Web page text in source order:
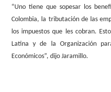
“Uno tiene que sopesar los
Colombia, la tributación de las
los impuestos que les cobran.
Latina y de la Organización
Económicos”, dijo Jaramillo.